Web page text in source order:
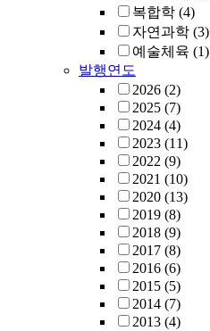
복합학 (4)
자연과학 (3)
예술체육 (1)
발행연도
2026 (2)
2025 (7)
2024 (4)
2023 (11)
2022 (9)
2021 (10)
2020 (13)
2019 (8)
2018 (9)
2017 (8)
2016 (6)
2015 (5)
2014 (7)
2013 (4)